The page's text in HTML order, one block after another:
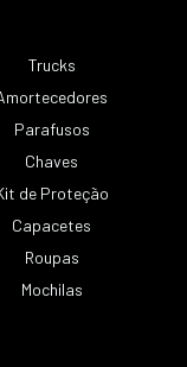
Trucks
Parafusos
Chaves
de Proteção
Capacetes
Roupas
Mochilas